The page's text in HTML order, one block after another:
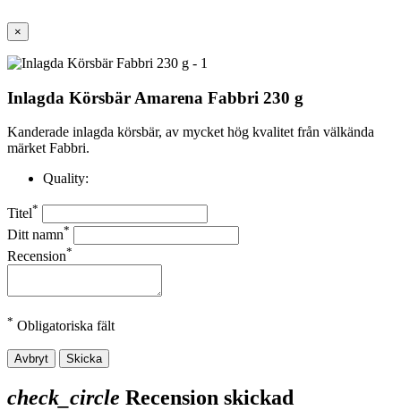
×
Inlagda Körsbär Amarena Fabbri 230 g
Kanderade inlagda körsbär, av mycket hög kvalitet från välkända
märket Fabbri.
Quality:
Titel*
Ditt namn*
Recension*
* Obligatoriska fält
Avbryt Skicka
check_circle Recension skickad